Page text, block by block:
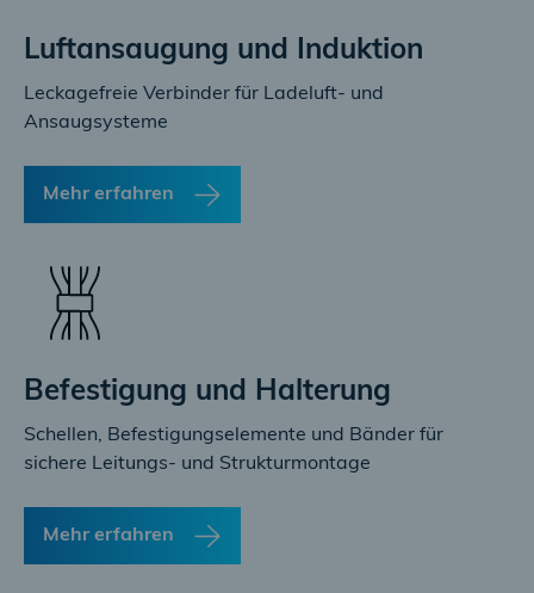
Luftansaugung und Induktion
Leckagefreie Verbinder für Ladeluft- und
Ansaugsysteme
Mehr erfahren
Befestigung und Halterung
Schellen, Befestigungselemente und Bänder für
sichere Leitungs- und Strukturmontage
Mehr erfahren